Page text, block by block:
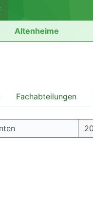
Altenheime
Fachabteilungen